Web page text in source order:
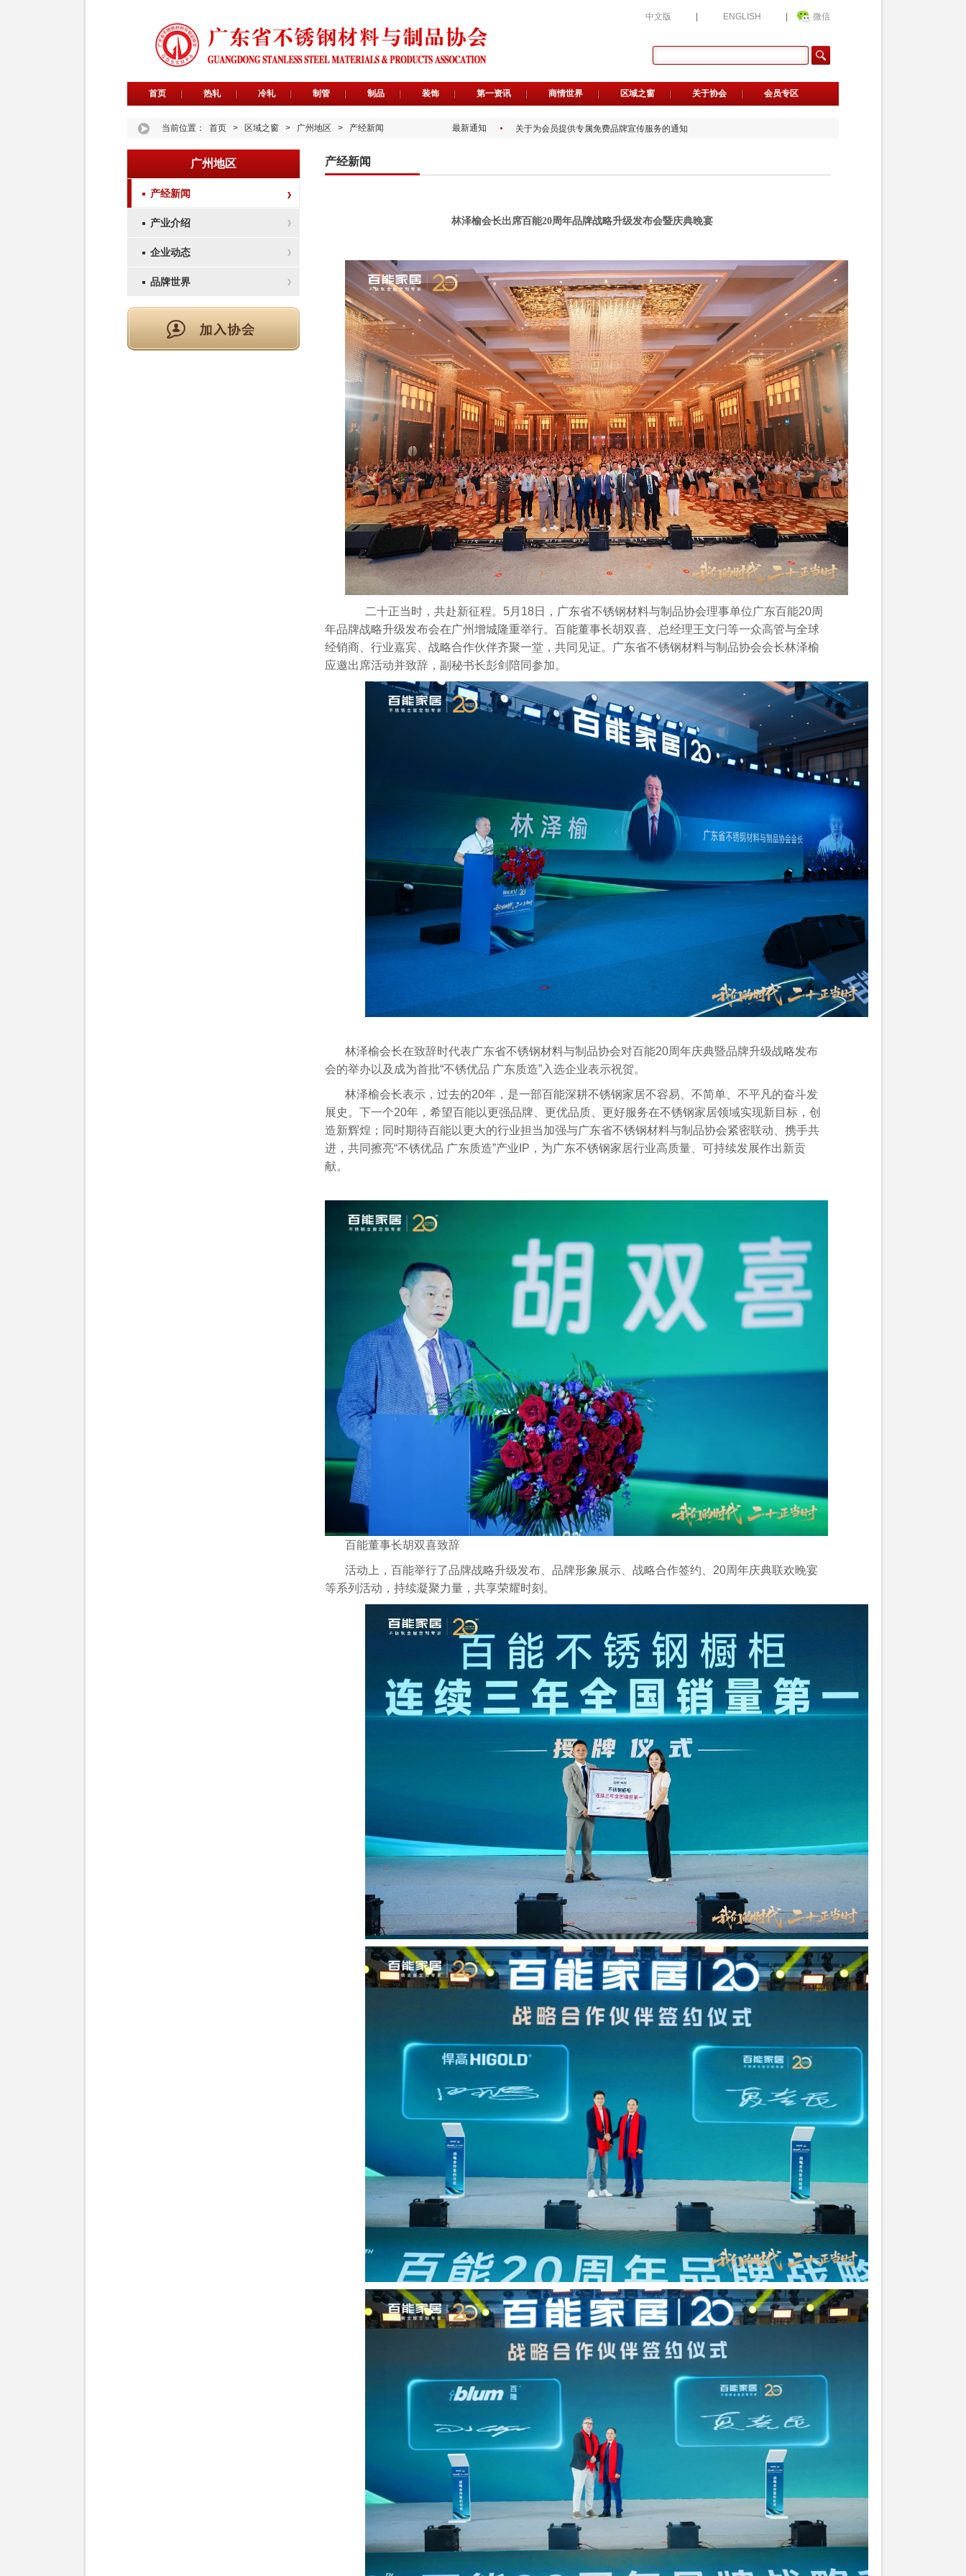
中文版 ENGLISH 微信
首页 热轧 冷轧 制管 制品 装饰 第一资讯 商情世界 区域之窗 关于协会 会员专区
当前位置： 首页 > 区域之窗 > 广州地区 > 产经新闻 最新通知
首批“不锈优品广东质造”推荐官候选人公示
关于组织开展不锈钢水管安装技能培训的通知
关于遴选“不锈优品 广东质造”推荐官的通知
关于开展“不锈优品 广东质造”入选企业公益评价的通知
关于组织开展不锈钢水管安装技能培训的通知
关于开展“不锈优品 广东质造”入选企业公益评价的通知
关于广东省不锈钢材料与制品协会新晋会员单位名单的公告
《不锈钢水管内表面处理工艺选用指南》正式发布
《生活饮用水不锈钢管钝化规程》正式发布
广州地区
产经新闻
产业介绍
企业动态
品牌世界
产经新闻
林泽榆会长出席百能20周年品牌战略升级发布会暨庆典晚宴
二十正当时，共赴新征程。5月18日，广东省不锈钢材料与制品协会理事单位广东百能20周
年品牌战略升级发布会在广州增城隆重举行。百能董事长胡双喜、总经理王文闩等一众高管与全球
经销商、行业嘉宾、战略合作伙伴齐聚一堂，共同见证。广东省不锈钢材料与制品协会会长林泽榆
应邀出席活动并致辞，副秘书长彭剑陪同参加。
林泽榆会长在致辞时代表广东省不锈钢材料与制品协会对百能20周年庆典暨品牌升级战略发布
会的举办以及成为首批“不锈优品 广东质造”入选企业表示祝贺。
林泽榆会长表示，过去的20年，是一部百能深耕不锈钢家居不容易、不简单、不平凡的奋斗发
展史。下一个20年，希望百能以更强品牌、更优品质、更好服务在不锈钢家居领域实现新目标，创
造新辉煌；同时期待百能以更大的行业担当加强与广东省不锈钢材料与制品协会紧密联动、携手共
进，共同擦亮“不锈优品 广东质造”产业IP，为广东不锈钢家居行业高质量、可持续发展作出新贡
献。
百能董事长胡双喜致辞
活动上，百能举行了品牌战略升级发布、品牌形象展示、战略合作签约、20周年庆典联欢晚宴
等系列活动，持续凝聚力量，共享荣耀时刻。